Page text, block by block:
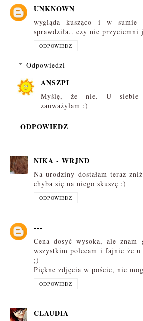
UNKNOWN
wygląda kusząco i w
sprawdziła.. czy nie przyciemni
ODPOWIEDZ
Odpowiedzi
ANSZPI
Myślę, że nie. U siebie
zauważyłam :)
ODPOWIEDZ
NIKA - WRJND
Na urodziny dostałam teraz
chyba się na niego skuszę :)
ODPOWIEDZ
---
Cena dosyć wysoka, ale
wszystkim polecam i fajnie że u
;)
Piękne zdjęcia w poście, nie
ODPOWIEDZ
CLAUDIA